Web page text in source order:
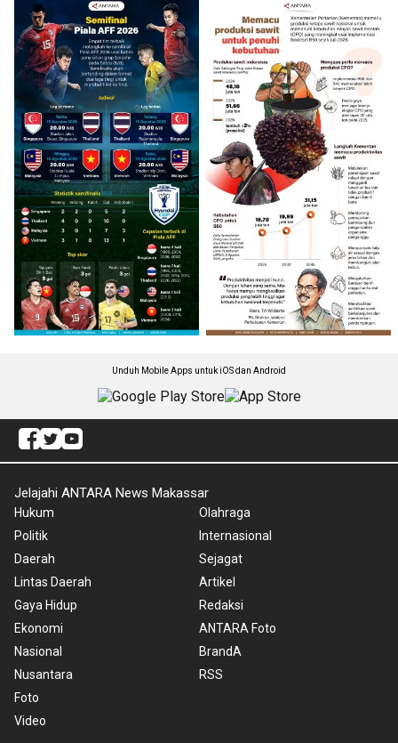
Unduh Mobile Apps untuk iOS dan Android
Jelajahi ANTARA News Makassar
Hukum
Politik
Daerah
Lintas Daerah
Gaya Hidup
Ekonomi
Nasional
Nusantara
Foto
Video
Olahraga
Internasional
Sejagat
Artikel
Redaksi
ANTARA Foto
BrandA
RSS